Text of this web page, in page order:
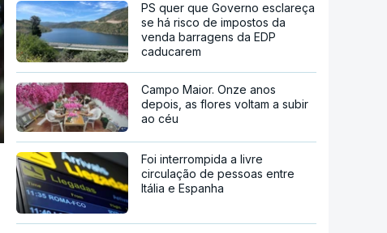
PS quer que Governo esclareça
se há risco de impostos da
venda barragens da EDP
caducarem
Campo Maior. Onze anos
depois, as flores voltam a subir
ao céu
Foi interrompida a livre
circulação de pessoas entre
Itália e Espanha